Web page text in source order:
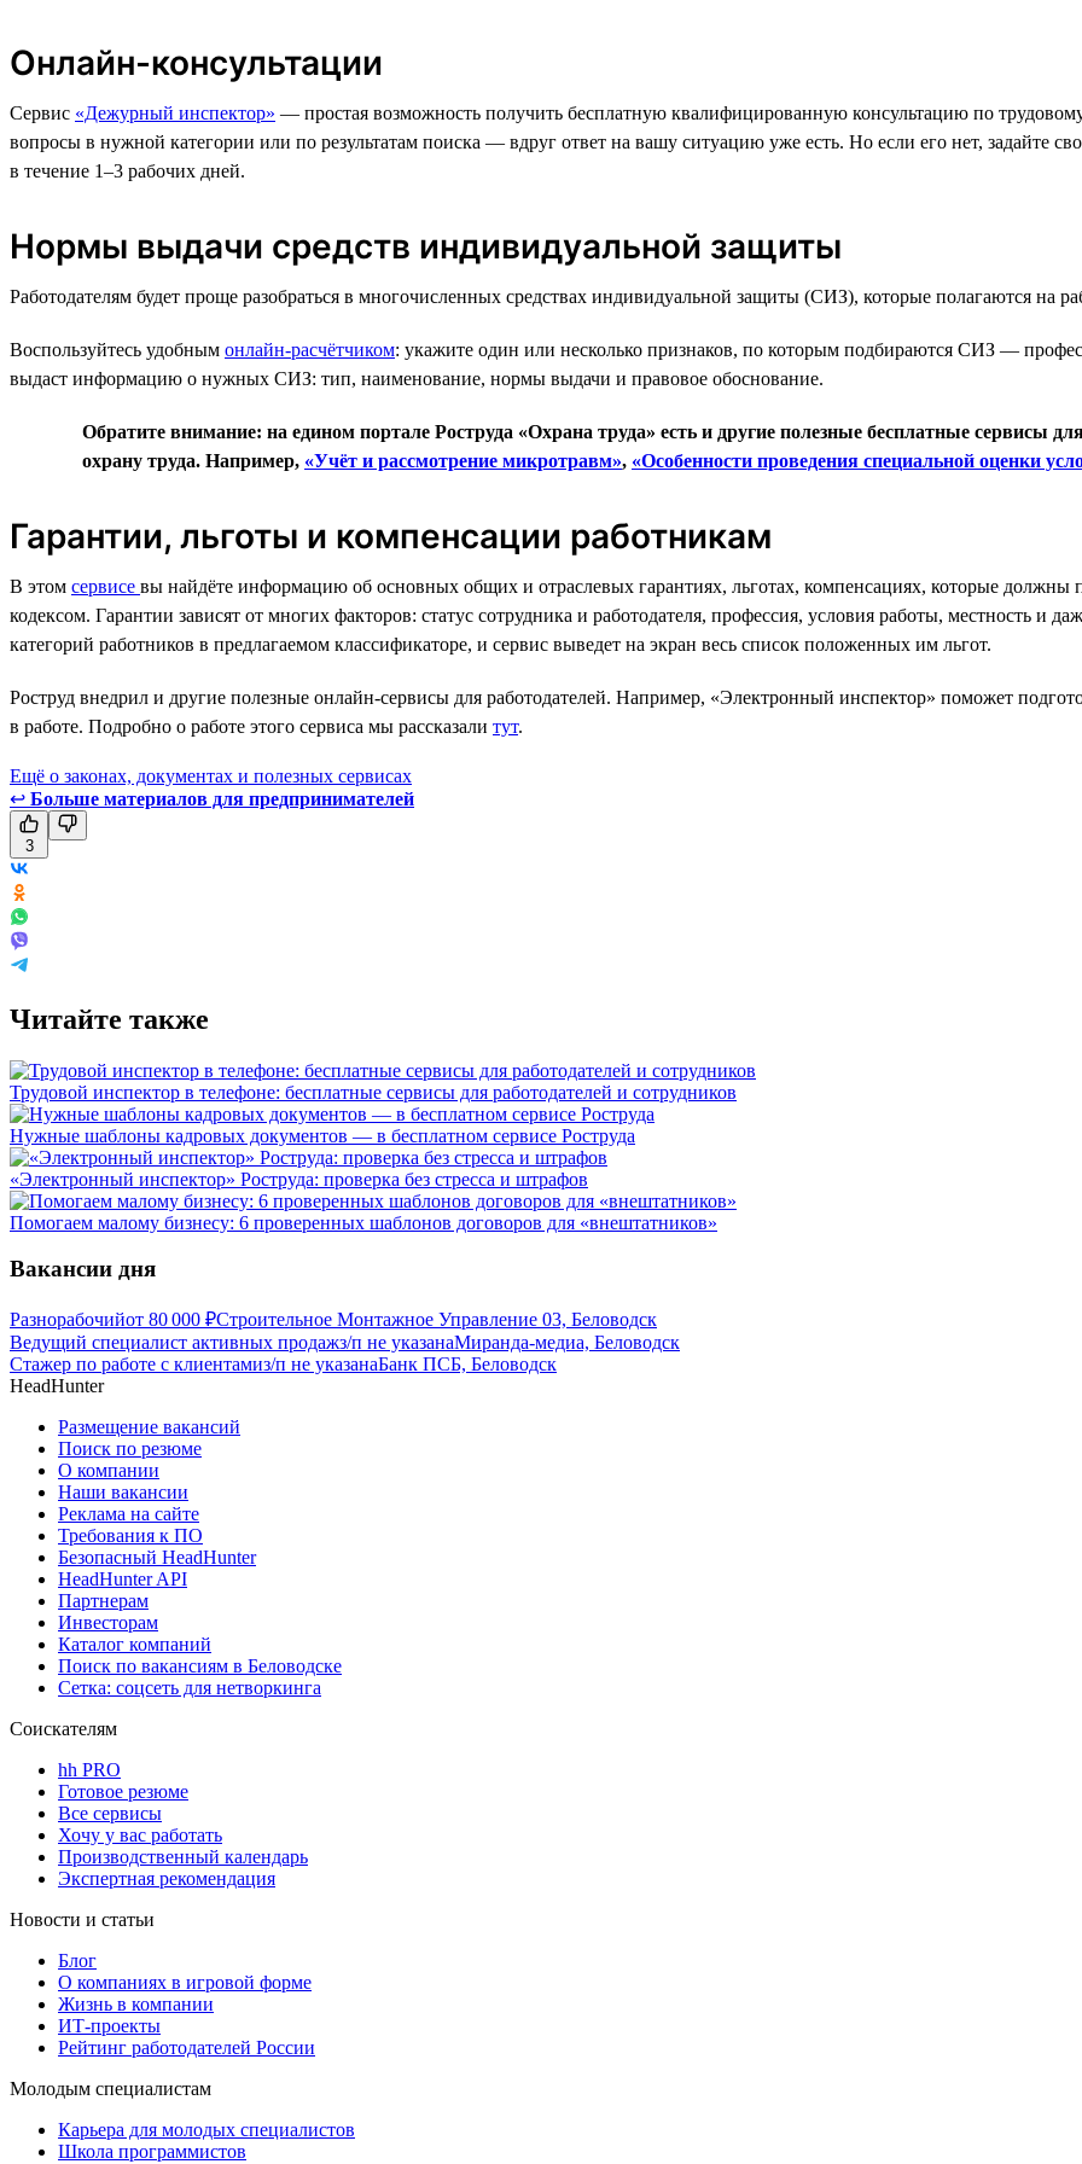
Онлайн-консультации
Сервис «Дежурный инспектор» — простая возможность получить бесплатную квалифицированную консультацию по трудовому
вопросы в нужной категории или по результатам поиска — вдруг ответ на вашу ситуацию уже есть. Но если его нет, задайте
в течение 1–3 рабочих дней.
Нормы выдачи средств индивидуальной защиты
Работодателям будет проще разобраться в многочисленных средствах индивидуальной защиты (СИЗ), которые полагаются на
Воспользуйтесь удобным онлайн-расчётчиком: укажите один или несколько признаков, по которым подбираются СИЗ —
выдаст информацию о нужных СИЗ: тип, наименование, нормы выдачи и правовое обоснование.
Обратите внимание: на едином портале Роструда «Охрана труда» есть и другие полезные бесплатные сервисы
охрану труда. Например, «Учёт и рассмотрение микротравм», «Особенности проведения специальной оценки
Гарантии, льготы и компенсации работникам
В этом сервисе вы найдёте информацию об основных общих и отраслевых гарантиях, льготах, компенсациях, которые должны
кодексом. Гарантии зависят от многих факторов: статус сотрудника и работодателя, профессия, условия работы, местность и
категорий работников в предлагаемом классификаторе, и сервис выведет на экран весь список положенных им льгот.
Роструд внедрил и другие полезные онлайн-сервисы для работодателей. Например, «Электронный инспектор» поможет
в работе. Подробно о работе этого сервиса мы рассказали тут.
Ещё о законах, документах и полезных сервисах
↩ Больше материалов для предпринимателей
3
Читайте также
Трудовой инспектор в телефоне: бесплатные сервисы для работодателей и сотрудников
Нужные шаблоны кадровых документов — в бесплатном сервисе Роструда
«Электронный инспектор» Роструда: проверка без стресса и штрафов
Помогаем малому бизнесу: 6 проверенных шаблонов договоров для «внештатников»
Вакансии дня
Разнорабочийот 80 000 ₽Строительное Монтажное Управление 03, Беловодск
Ведущий специалист активных продажз/п не указанаМиранда-медиа, Беловодск
Стажер по работе с клиентамиз/п не указанаБанк ПСБ, Беловодск
HeadHunter
Размещение вакансий
Поиск по резюме
О компании
Наши вакансии
Реклама на сайте
Требования к ПО
Безопасный HeadHunter
HeadHunter API
Партнерам
Инвесторам
Каталог компаний
Поиск по вакансиям в Беловодске
Сетка: соцсеть для нетворкинга
Соискателям
hh PRO
Готовое резюме
Все сервисы
Хочу у вас работать
Производственный календарь
Экспертная рекомендация
Новости и статьи
Блог
О компаниях в игровой форме
Жизнь в компании
ИТ-проекты
Рейтинг работодателей России
Молодым специалистам
Карьера для молодых специалистов
Школа программистов